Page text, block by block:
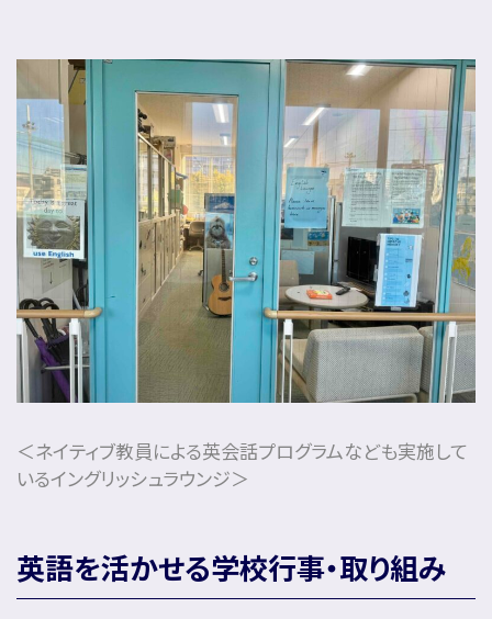
＜ネイティブ教員による英会話プログラムなども実施して
いるイングリッシュラウンジ＞
英語を活かせる学校行事・取り組み